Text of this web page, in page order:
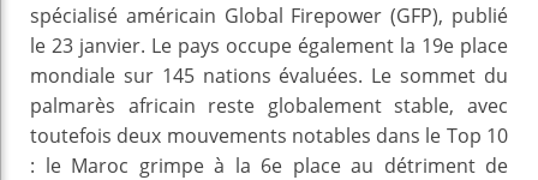
spécialisé américain Global Firepower (GFP), publié
le 23 janvier. Le pays occupe également la 19e place
mondiale sur 145 nations évaluées. Le sommet du
palmarès africain reste globalement stable, avec
toutefois deux mouvements notables dans le Top 10
: le Maroc grimpe à la 6e place au détriment de